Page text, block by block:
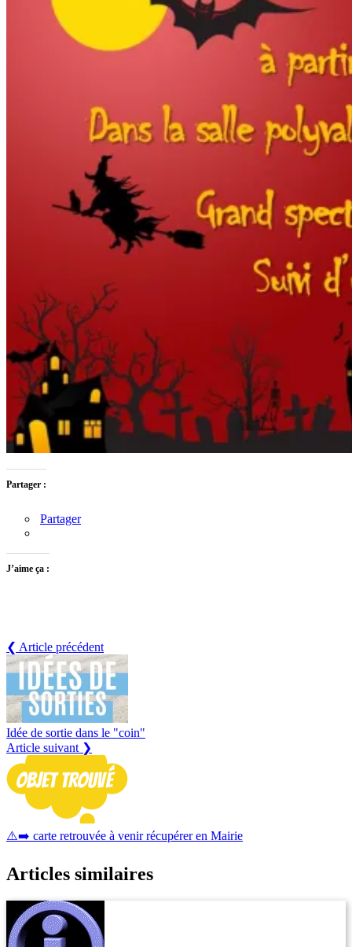
Partager :
Partager
J’aime ça :
❮ Article précédent
Idée de sortie dans le "coin"
Article suivant ❯
⚠️➡️ carte retrouvée à venir récupérer en Mairie
Articles similaires